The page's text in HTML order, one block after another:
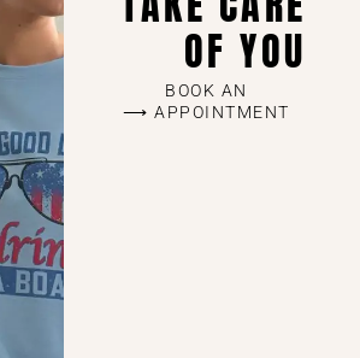
OF YOU
BOOK AN
APPOINTMENT ⟶